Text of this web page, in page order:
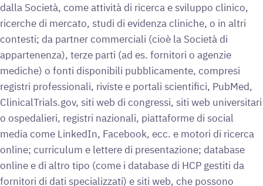
dalla Società, come attività di ricerca e sviluppo clinico,
ricerche di mercato, studi di evidenza cliniche, o in altri
contesti; da partner commerciali (cioè la Società di
appartenenza), terze parti (ad es. fornitori o agenzie
mediche) o fonti disponibili pubblicamente, compresi
registri professionali, riviste e portali scientifici, PubMed,
ClinicalTrials.gov, siti web di congressi, siti web universitari
o ospedalieri, registri nazionali, piattaforme di social
media come LinkedIn, Facebook, ecc. e motori di ricerca
online; curriculum e lettere di presentazione; database
online e di altro tipo (come i database di HCP gestiti da
fornitori di dati specializzati) e siti web, che possono